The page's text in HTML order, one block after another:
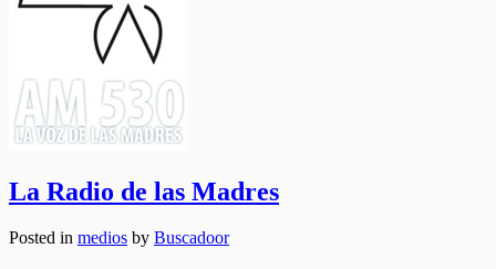
La Radio de las Madres
Posted in medios by Buscadoor